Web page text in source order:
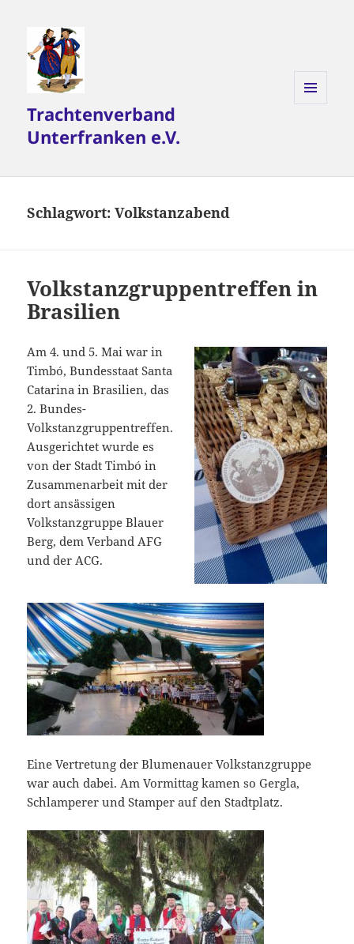
Trachtenverband
Unterfranken e.V.
Schlagwort:Volkstanzabend
Volkstanzgruppentreffen in
Brasilien
Am 4. und 5. Mai war in
Timbó, Bundesstaat Santa
Catarina in Brasilien, das
2. Bundes-
Volkstanzgruppentreffen.
Ausgerichtet wurde es
von der Stadt Timbó in
Zusammenarbeit mit der
dort ansässigen
Volkstanzgruppe Blauer
Berg, dem Verband AFG
und der ACG.
Eine Vertretung der Blumenauer Volkstanzgruppe
war auch dabei. Am Vormittag kamen so Gergla,
Schlamperer und Stamper auf den Stadtplatz.